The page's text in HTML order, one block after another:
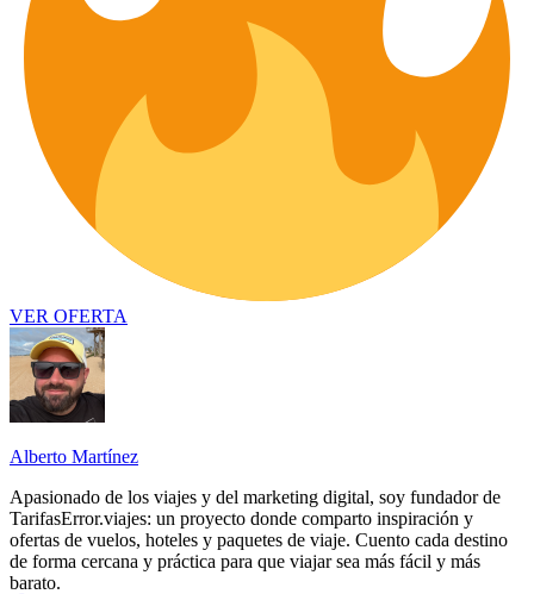
VER OFERTA
Alberto Martínez
Apasionado de los viajes y del marketing digital, soy fundador de
TarifasError.viajes: un proyecto donde comparto inspiración y
ofertas de vuelos, hoteles y paquetes de viaje. Cuento cada destino
de forma cercana y práctica para que viajar sea más fácil y más
barato.